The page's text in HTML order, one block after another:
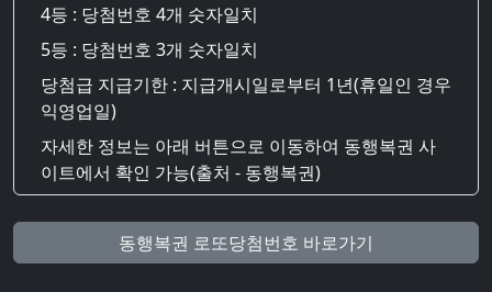
4등 : 당첨번호 4개 숫자일치
5등 : 당첨번호 3개 숫자일치
당첨급 지급기한 : 지급개시일로부터 1년(휴일인 경우
익영업일)
자세한 정보는 아래 버튼으로 이동하여 동행복권 사
이트에서 확인 가능(출처 - 동행복권)
동행복권 로또당첨번호 바로가기